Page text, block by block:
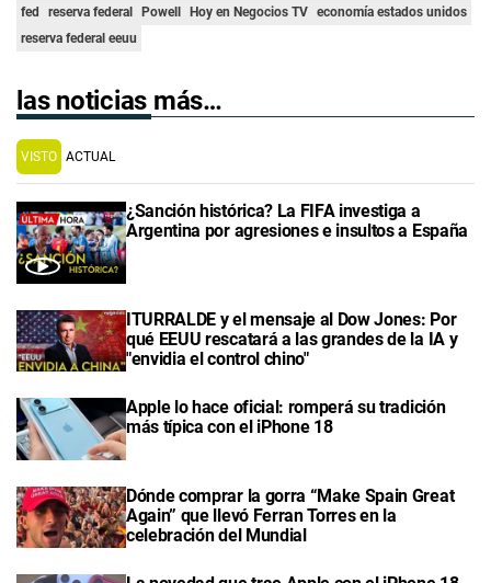
fed
reserva federal Powell Hoy en Negocios TV economía estados unidos
reserva federal eeuu
las noticias más…
VISTO ACTUAL
¿Sanción histórica? La FIFA investiga a
Argentina por agresiones e insultos a España
ITURRALDE y el mensaje al Dow Jones: Por
qué EEUU rescatará a las grandes de la IA y
"envidia el control chino"
Apple lo hace oficial: romperá su tradición
más típica con el iPhone 18
Dónde comprar la gorra “Make Spain Great
Again” que llevó Ferran Torres en la
celebración del Mundial